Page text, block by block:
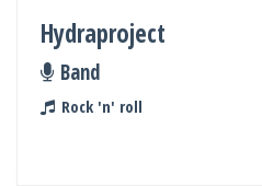
Hydraproject
Band
Rock 'n' roll